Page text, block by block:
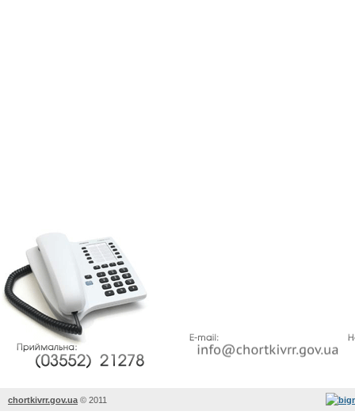
chortkivrr.gov.ua © 2011